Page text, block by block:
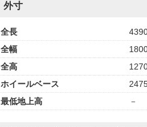
外寸
全長
全幅
全高
ホイールベース
最低地上高
－